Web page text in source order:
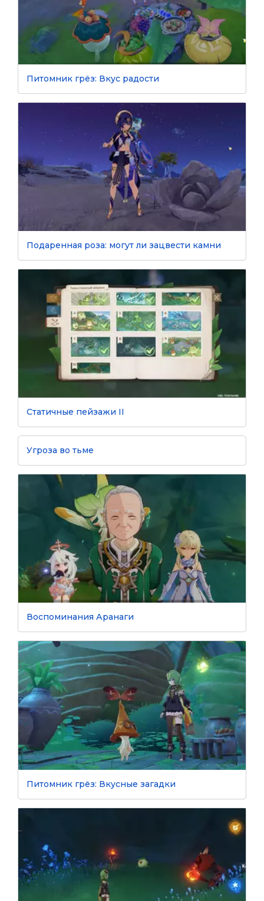
Питомник грёз: Вкус радости
Подаренная роза: могут ли зацвести камни
Статичные пейзажи II
Угроза во тьме
Воспоминания Аранаги
Питомник грёз: Вкусные загадки